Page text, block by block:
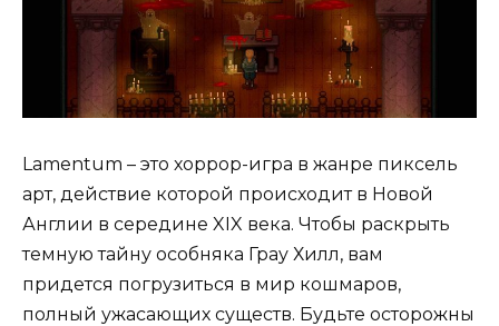
Lamentum – это хоррор-игра в жанре пиксель
арт, действие которой происходит в Новой
Англии в середине XIX века. Чтобы раскрыть
темную тайну особняка Грау Хилл, вам
придется погрузиться в мир кошмаров,
полный ужасающих существ. Будьте осторожны